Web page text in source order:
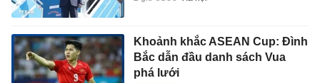
Khoảnh khắc ASEAN Cup: Đình
Bắc dẫn đầu danh sách Vua
phá lưới